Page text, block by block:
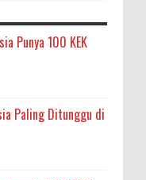
Punya 100 KEK
Paling Ditunggu di